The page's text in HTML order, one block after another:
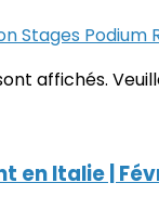
Stages Podium
affichés.
en Italie |